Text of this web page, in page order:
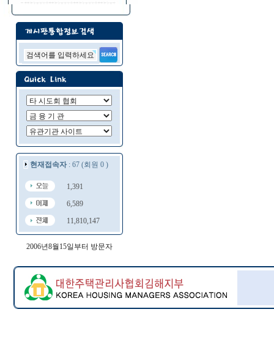
현재접속자: 67 (회원 0 )
1,391
6,589
11,810,147
2006년8월15일부터 방문자